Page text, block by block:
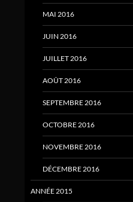
MAI 2016
JUIN 2016
JUILLET 2016
AOÛT 2016
SEPTEMBRE 2016
OCTOBRE 2016
NOVEMBRE 2016
DÉCEMBRE 2016
ANNÉE 2015